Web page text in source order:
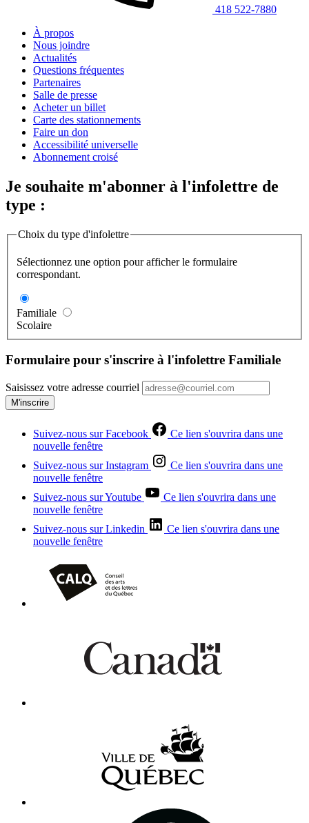
418 522-7880
À propos
Nous joindre
Actualités
Questions fréquentes
Partenaires
Salle de presse
Acheter un billet
Carte des stationnements
Faire un don
Accessibilité universelle
Abonnement croisé
Je souhaite m'abonner à l'infolettre de
type :
Choix du type d'infolettre
Sélectionnez une option pour afficher le formulaire
correspondant.
Familiale
Scolaire
Formulaire pour s'inscrire à l'infolettre Familiale
Saisissez votre adresse courriel
M'inscrire
Suivez-nous sur Facebook
Ce lien s'ouvrira dans une
nouvelle fenêtre
Suivez-nous sur Instagram
Ce lien s'ouvrira dans une
nouvelle fenêtre
Suivez-nous sur Youtube
Ce lien s'ouvrira dans une
nouvelle fenêtre
Suivez-nous sur Linkedin
Ce lien s'ouvrira dans une
nouvelle fenêtre